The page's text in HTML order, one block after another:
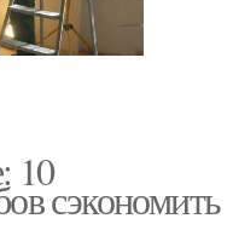
10
сэкономить